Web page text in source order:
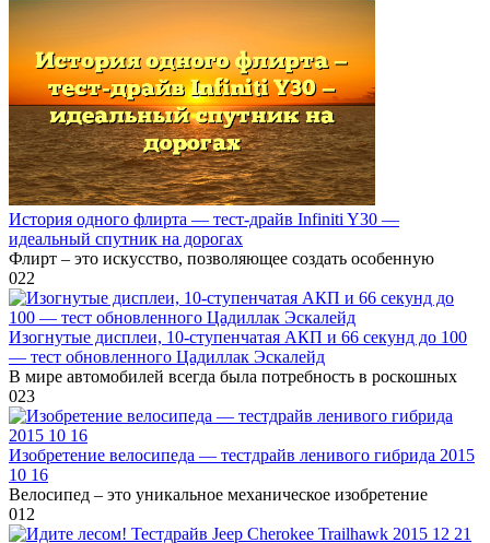
История одного флирта — тест-драйв Infiniti Y30 —
идеальный спутник на дорогах
Флирт – это искусство, позволяющее создать особенную
022
Изогнутые дисплеи, 10-ступенчатая АКП и 66 секунд до 100
— тест обновленного Цадиллак Эскалейд
В мире автомобилей всегда была потребность в роскошных
023
Изобретение велосипеда — тестдрайв ленивого гибрида 2015
10 16
Велосипед – это уникальное механическое изобретение
012